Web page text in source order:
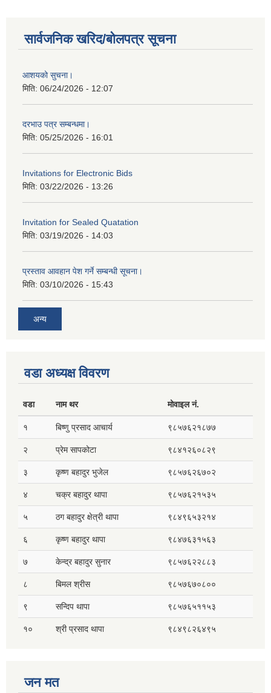
सार्वजनिक खरिद/बोलपत्र सूचना
आशयको सुचना।
मिति: 06/24/2026 - 12:07
दरभाउ पत्र सम्बन्धमा।
मिति: 05/25/2026 - 16:01
Invitations for Electronic Bids
मिति: 03/22/2026 - 13:26
Invitation for Sealed Quatation
मिति: 03/19/2026 - 14:03
प्रस्ताव आवहान पेश गर्ने सम्बन्धी सूचना।
मिति: 03/10/2026 - 15:43
अन्य
वडा अध्यक्ष विवरण
वडा नाम थर मोवाइल नं.
१ बिष्णु प्रसाद आचार्य ९८५७६२१८७७
२ प्रेम सापकोटा ९८४१२६०८२९
३ कृष्ण बहादुर भुजेल ९८५७६२६७०२
४ चक्र बहादुर थापा ९८५७६२१५३५
५ ठग बहादुर क्षेत्री थापा ९८४९६५३२१४
६ कृष्ण बहादुर थापा ९८४७६३१५६३
७ केन्द्र बहादुर सुनार ९८५७६२२८८३
८ बिमल श्रीस ९८५७६७०८००
९ सन्दिप थापा ९८५७६५११५३
१० श्री प्रसाद थापा ९८४९८२६४९५
जन मत